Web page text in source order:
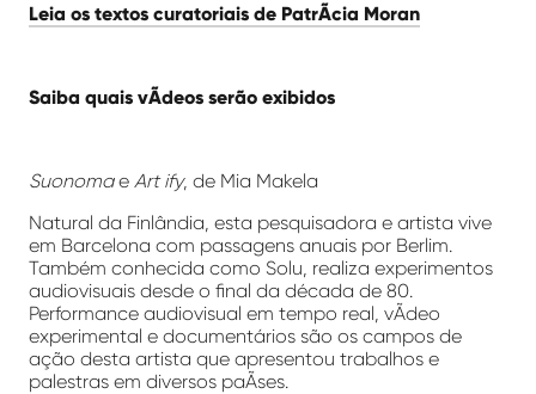
Leia os textos curatoriais de PatrÃ­cia Moran
Saiba quais vÃ­deos serão exibidos
Suonomae Art ify, de Mia Makela
Natural da Finlândia, esta pesquisadora e artista vive
em Barcelona com passagens anuais por Berlim.
Também conhecida como Solu, realiza experimentos
audiovisuais desde o final da década de 80.
Performance audiovisual em tempo real, vÃ­deo
experimental e documentários são os campos de
ação desta artista que apresentou trabalhos e
palestras em diversos paÃ­ses.